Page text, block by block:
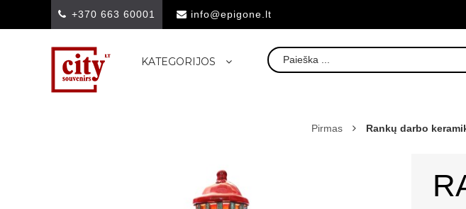
+370 663 60001 info@epigone.lt
KATEGORIJOS
Pirmas Rankų darbo